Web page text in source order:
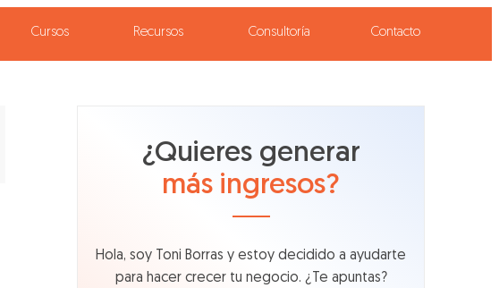
Cursos Recursos Consultoría Contacto
¿Quieres generar
más ingresos?
Hola, soy Toni Borras y estoy decidido a ayudarte
para hacer crecer tu negocio. ¿Te apuntas?